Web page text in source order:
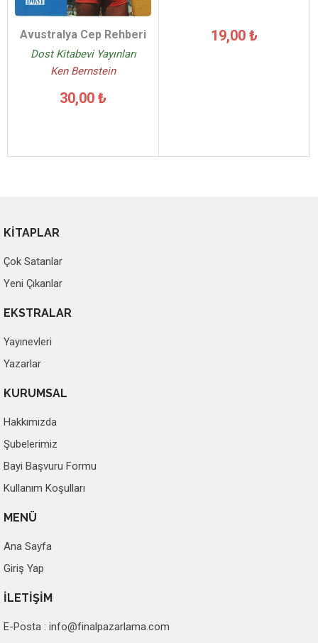
Avustralya Cep Rehberi
Dost Kitabevi Yayınları
Ken Bernstein
30,00 ₺
19,00 ₺
KİTAPLAR
Çok Satanlar
Yeni Çıkanlar
EKSTRALAR
Yayınevleri
Yazarlar
KURUMSAL
Hakkımızda
Şubelerimiz
Bayi Başvuru Formu
Kullanım Koşulları
MENÜ
Ana Sayfa
Giriş Yap
İLETİŞİM
E-Posta : info@finalpazarlama.com